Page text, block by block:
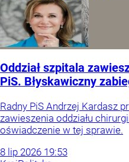
Oddział szpitala
PiS. Błyskawiczny
Radny PiS Andrzej Kardasz
zawieszenia oddziału
oświadczenie w tej sprawie.
8 lip 2026 19:53